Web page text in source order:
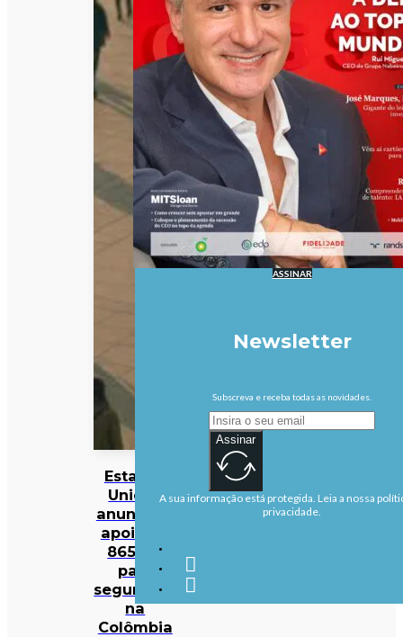
Estados
Unidos
anunciam
apoio de
865 ME
para
segurança
na
Colômbia
ASSINAR
Newsletter
Subscreva e receba todas as novidades.
Assinar
A sua informação está protegida. Leia a nossa
privacidade.